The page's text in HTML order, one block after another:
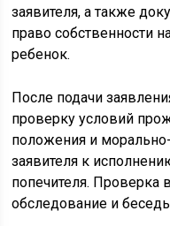
заявителя, а также
право собственности
ребенок.
После подачи
проверку условий
положения и
заявителя к
попечителя.
обследование и